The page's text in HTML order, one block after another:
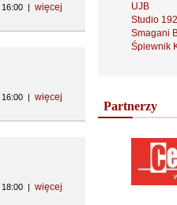
16:00 | więcej
16:00 | więcej
18:00 | więcej
UJB
Studio
Smagani
Śpiewnik
Partnerzy